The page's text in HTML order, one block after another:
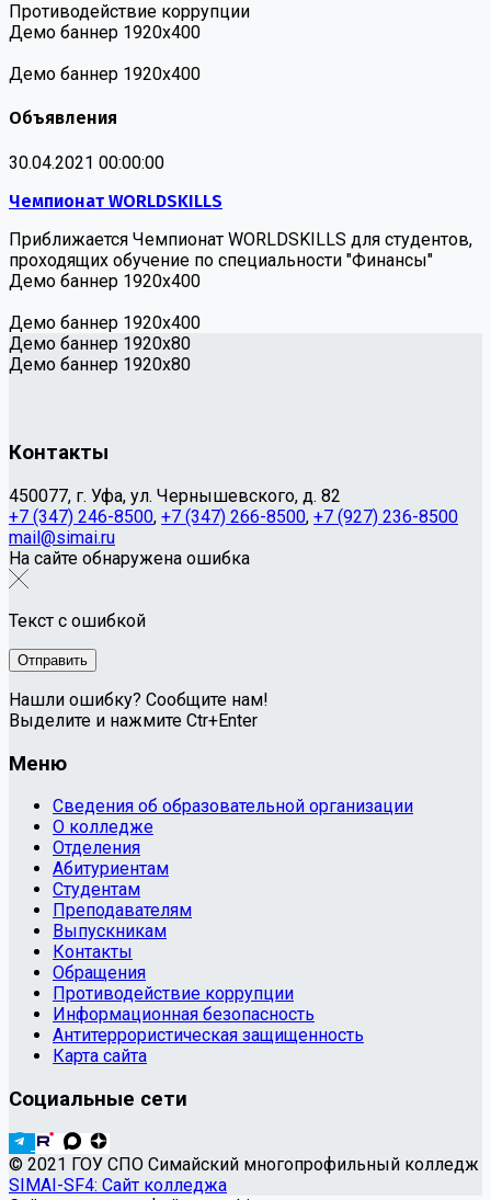
Противодействие коррупции
Демо баннер 1920х400
Демо баннер 1920х400
Объявления
30.04.2021 00:00:00
Чемпионат WORLDSKILLS
Приближается Чемпионат WORLDSKILLS для студентов,
проходящих обучение по специальности "Финансы"
Демо баннер 1920х400
Демо баннер 1920х400
Демо баннер 1920x80
Демо баннер 1920x80
Контакты
450077, г. Уфа, ул. Чернышевского, д. 82
+7 (347) 246-8500, +7 (347) 266-8500, +7 (927) 236-8500
mail@simai.ru
На сайте обнаружена ошибка
Текст с ошибкой
Нашли ошибку? Сообщите нам!
Выделите и нажмите Ctr+Enter
Меню
Сведения об образовательной организации
О колледже
Отделения
Абитуриентам
Студентам
Преподавателям
Выпускникам
Контакты
Обращения
Противодействие коррупции
Информационная безопасность
Антитеррористическая защищенность
Карта сайта
Социальные сети
© 2021 ГОУ СПО Симайский многопрофильный колледж
SIMAI-SF4: Сайт колледжа